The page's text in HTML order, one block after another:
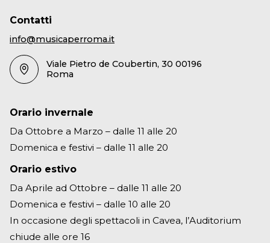
Contatti
info@musicaperroma.it
Viale Pietro de Coubertin, 30 00196
Roma
Orario invernale
Da Ottobre a Marzo – dalle 11 alle 20
Domenica e festivi – dalle 11 alle 20
Orario estivo
Da Aprile ad Ottobre – dalle 11 alle 20
Domenica e festivi – dalle 10 alle 20
In occasione degli spettacoli in Cavea, l’Auditorium
chiude alle ore 16